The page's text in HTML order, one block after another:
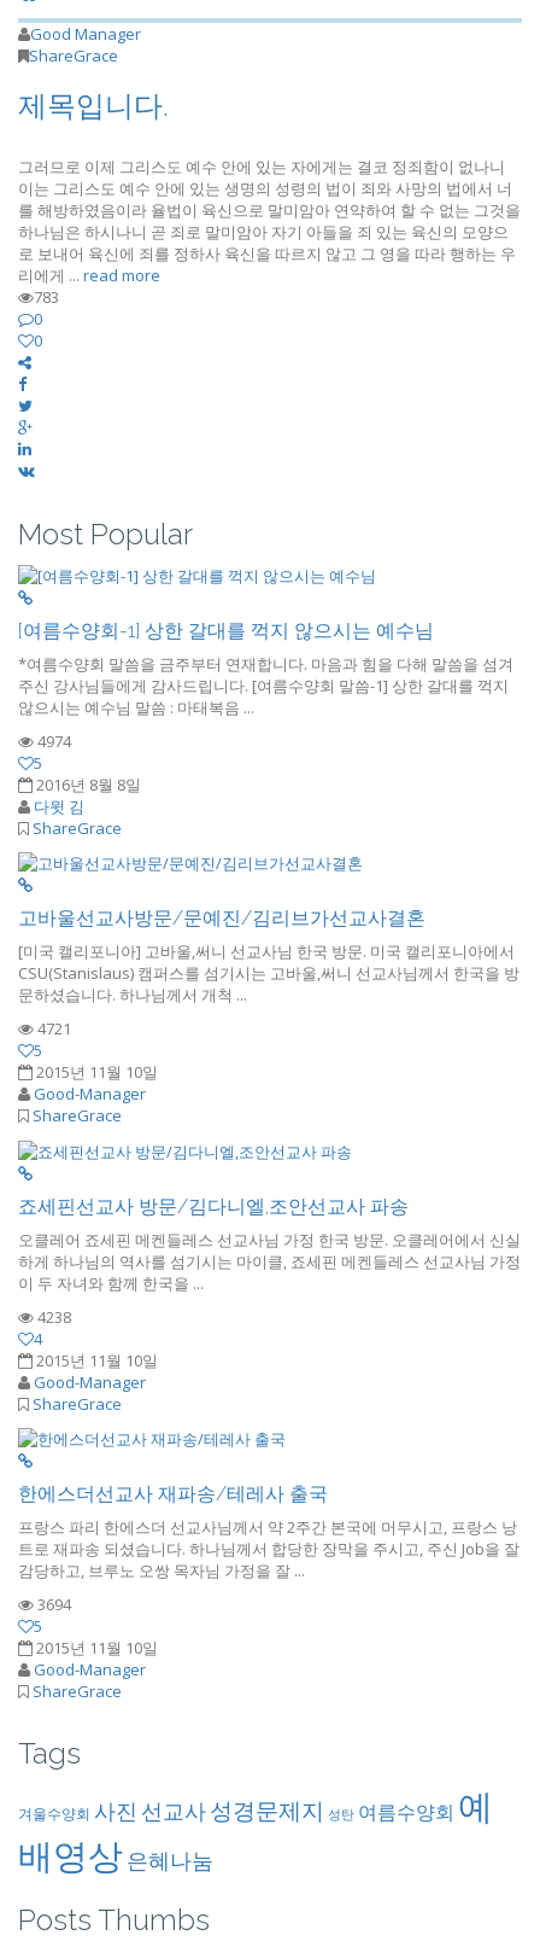
Good Manager
ShareGrace
제목입니다.
그러므로 이제 그리스도 예수 안에 있는 자에게는 결코 정죄함이 없나니
이는 그리스도 예수 안에 있는 생명의 성령의 법이 죄와 사망의 법에서 너
를 해방하였음이라 율법이 육신으로 말미암아 연약하여 할 수 없는 그것을
하나님은 하시나니 곧 죄로 말미암아 자기 아들을 죄 있는 육신의 모양으
로 보내어 육신에 죄를 정하사 육신을 따르지 않고 그 영을 따라 행하는 우
리에게 ... read more
783
0
0
Most Popular
[여름수양회-1] 상한 갈대를 꺽지 않으시는 예수님
*여름수양회 말씀을 금주부터 연재합니다. 마음과 힘을 다해 말씀을 섬겨
주신 강사님들에게 감사드립니다. [여름수양회 말씀-1] 상한 갈대를 꺽지
않으시는 예수님 말씀 : 마태복음 ...
4974
5
2016년 8월 8일
다윗 김
ShareGrace
고바울선교사방문/문예진/김리브가선교사결혼
[미국 캘리포니아] 고바울,써니 선교사님 한국 방문. 미국 캘리포니아에서
CSU(Stanislaus) 캠퍼스를 섬기시는 고바울,써니 선교사님께서 한국을 방
문하셨습니다. 하나님께서 개척 ...
4721
5
2015년 11월 10일
Good-Manager
ShareGrace
죠세핀선교사 방문/김다니엘,조안선교사 파송
오클레어 죠세핀 메켄들레스 선교사님 가정 한국 방문. 오클레어에서 신실
하게 하나님의 역사를 섬기시는 마이클, 죠세핀 메켄들레스 선교사님 가정
이 두 자녀와 함께 한국을 ...
4238
4
2015년 11월 10일
Good-Manager
ShareGrace
한에스더선교사 재파송/테레사 출국
프랑스 파리 한에스더 선교사님께서 약 2주간 본국에 머무시고, 프랑스 낭
트로 재파송 되셨습니다. 하나님께서 합당한 장막을 주시고, 주신 Job을 잘
감당하고, 브루노 오쌍 목자님 가정을 잘 ...
3694
5
2015년 11월 10일
Good-Manager
ShareGrace
Tags
겨울수양회 사진 선교사성경문제지 성탄 여름수양회 예
배영상은혜나눔
Posts Thumbs